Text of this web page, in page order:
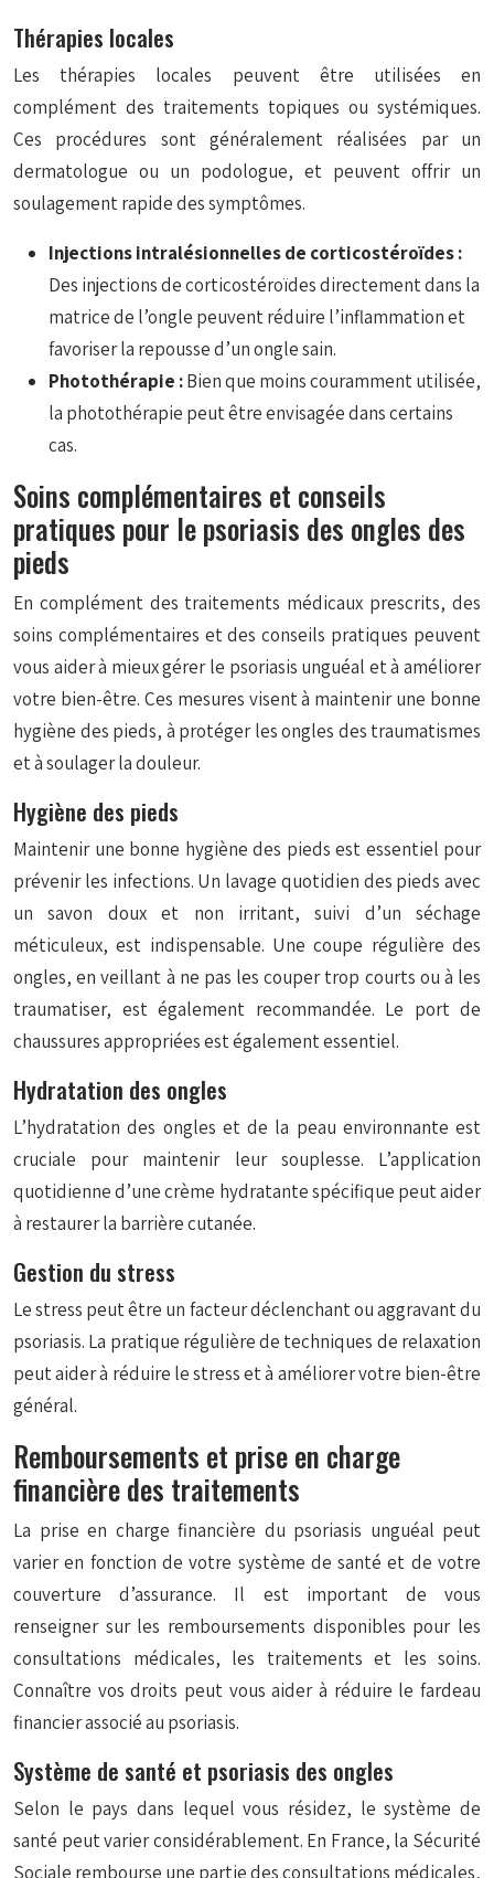
Thérapies locales
Les thérapies locales peuvent être utilisées en
complément des traitements topiques ou systémiques.
Ces procédures sont généralement réalisées par un
dermatologue ou un podologue, et peuvent offrir un
soulagement rapide des symptômes.
Injections intralésionnelles de corticostéroïdes :
Des injections de corticostéroïdes directement dans la
matrice de l’ongle peuvent réduire l’inflammation et
favoriser la repousse d’un ongle sain.
Photothérapie :Bien que moins couramment utilisée,
la photothérapie peut être envisagée dans certains
cas.
Soins complémentaires et conseils
pratiques pour le psoriasis des ongles des
pieds
En complément des traitements médicaux prescrits, des
soins complémentaires et des conseils pratiques peuvent
vous aider à mieux gérer le psoriasis unguéal et à améliorer
votre bien-être. Ces mesures visent à maintenir une bonne
hygiène des pieds, à protéger les ongles des traumatismes
et à soulager la douleur.
Hygiène des pieds
Maintenir une bonne hygiène des pieds est essentiel pour
prévenir les infections. Un lavage quotidien des pieds avec
un savon doux et non irritant, suivi d’un séchage
méticuleux, est indispensable. Une coupe régulière des
ongles, en veillant à ne pas les couper trop courts ou à les
traumatiser, est également recommandée. Le port de
chaussures appropriées est également essentiel.
Hydratation des ongles
L’hydratation des ongles et de la peau environnante est
cruciale pour maintenir leur souplesse. L’application
quotidienne d’une crème hydratante spécifique peut aider
à restaurer la barrière cutanée.
Gestion du stress
Le stress peut être un facteur déclenchant ou aggravant du
psoriasis. La pratique régulière de techniques de relaxation
peut aider à réduire le stress et à améliorer votre bien-être
général.
Remboursements et prise en charge
financière des traitements
La prise en charge financière du psoriasis unguéal peut
varier en fonction de votre système de santé et de votre
couverture d’assurance. Il est important de vous
renseigner sur les remboursements disponibles pour les
consultations médicales, les traitements et les soins.
Connaître vos droits peut vous aider à réduire le fardeau
financier associé au psoriasis.
Système de santé et psoriasis des ongles
Selon le pays dans lequel vous résidez, le système de
santé peut varier considérablement. En France, la Sécurité
Sociale rembourse une partie des consultations médicales,